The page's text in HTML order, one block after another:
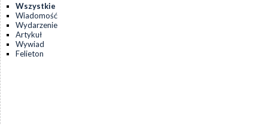
Wszystkie
Wiadomość
Wydarzenie
Artykuł
Wywiad
Felieton